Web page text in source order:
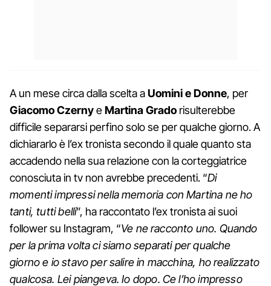
A un mese circa dalla scelta aUomini e Donne, per
Giacomo CzernyeMartina Grado risulterebbe
difficile separarsi perfino solo se per qualche giorno. A
dichiararlo è l’ex tronista secondo il quale quanto sta
accadendo nella sua relazione con la corteggiatrice
conosciuta in tv non avrebbe precedenti. “Di
momenti impressi nella memoria con Martina ne ho
tanti, tutti belli”, ha raccontato l’ex tronista ai suoi
follower su Instagram, “Ve ne racconto uno. Quando
per la prima volta ci siamo separati per qualche
giorno e io stavo per salire in macchina, ho realizzato
qualcosa. Lei piangeva. Io dopo. Ce l’ho impresso